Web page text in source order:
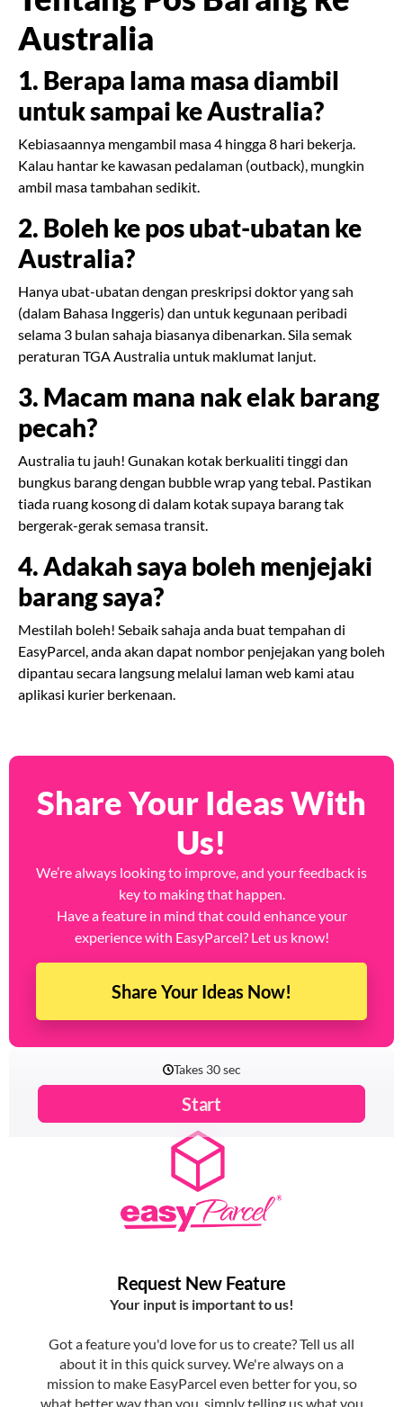
Australia
1. Berapa lama masa diambil
untuk sampai ke Australia?
Kebiasaannya mengambil masa 4 hingga 8 hari bekerja.
Kalau hantar ke kawasan pedalaman (outback), mungkin
ambil masa tambahan sedikit.
2. Boleh ke pos ubat-ubatan ke
Australia?
Hanya ubat-ubatan dengan preskripsi doktor yang sah
(dalam Bahasa Inggeris) dan untuk kegunaan peribadi
selama 3 bulan sahaja biasanya dibenarkan. Sila semak
peraturan TGA Australia untuk maklumat lanjut.
3. Macam mana nak elak barang
pecah?
Australia tu jauh! Gunakan kotak berkualiti tinggi dan
bungkus barang dengan bubble wrap yang tebal. Pastikan
tiada ruang kosong di dalam kotak supaya barang tak
bergerak-gerak semasa transit.
4. Adakah saya boleh menjejaki
barang saya?
Mestilah boleh! Sebaik sahaja anda buat tempahan di
EasyParcel, anda akan dapat nombor penjejakan yang boleh
dipantau secara langsung melalui laman web kami atau
aplikasi kurier berkenaan.
Share Your Ideas With
Us!
We’re always looking to improve, and your feedback is
key to making that happen.
Have a feature in mind that could enhance your
experience with EasyParcel? Let us know!
Share Your Ideas Now!